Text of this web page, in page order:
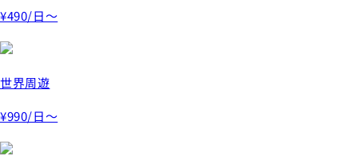
¥490/日～
世界周遊
¥990/日～